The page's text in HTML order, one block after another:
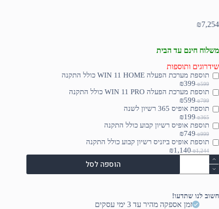
₪7,254
משלוח חינם עד הבית
שידרוגים ותוספות
תוספת מערכת הפעלה WIN 11 HOME כולל התקנה
₪599
₪399
תוספת מערכת הפעלה WIN 11 PRO כולל התקנה
₪799
₪599
תוספת אופיס 365 רשיון לשנה
₪365
₪199
תוספת אופיס רשיון קבוע כולל התקנה
₪999
₪749
תוספת אופיס ביזניס רשיון קבוע כולל התקנה
₪1,244
₪1,140
כמות
של
HP
Laptop
הוספה לסל
חשוב לנו שתדעו!
זמן אספקה מהיר עד 3 ימי עסקים